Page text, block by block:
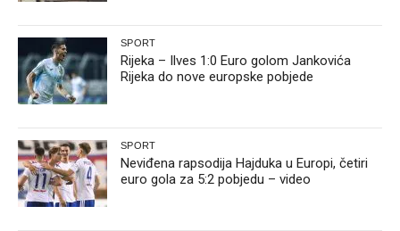
SPORT
Rijeka – Ilves 1:0 Euro golom Jankovića
Rijeka do nove europske pobjede
SPORT
Neviđena rapsodija Hajduka u Europi, četiri
euro gola za 5:2 pobjedu – video